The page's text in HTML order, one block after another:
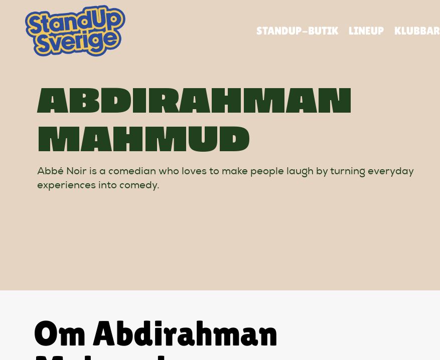
content
STANDUP-BUTIK LINEUP KLUBBAR
ABDIRAHMAN
MAHMUD
Abbé Noir is a comedian who loves to make people laugh by turning everyday
experiences into comedy.
Om Abdirahman